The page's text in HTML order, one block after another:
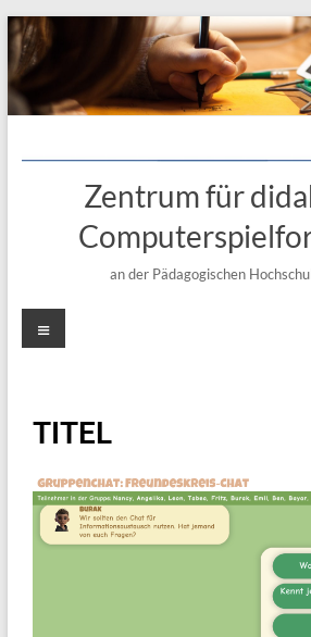
Zentrum für
an der Pädagogischen
TITEL